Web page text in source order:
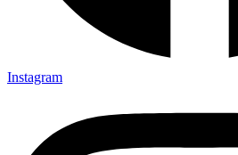
Instagram